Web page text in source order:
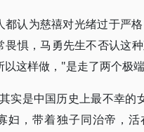
都认为慈禧对光绪过于严
畏惧，马勇先生不否认这
这样做，"是走了两个极端
实是中国历史上最不幸的
妇，带着独子同治帝，活